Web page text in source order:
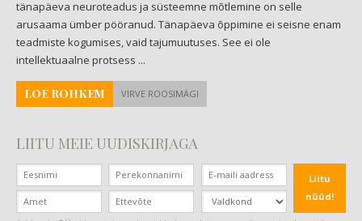
tänapäeva neuroteadus ja süsteemne mõtlemine on selle
arusaama ümber pööranud. Tänapäeva õppimine ei seisne enam
teadmiste kogumises, vaid tajumuutuses. See ei ole
intellektuaalne protsess ...
LOE ROHKEM VIRVE ROOSIMÄGI
LIITU MEIE UUDISKIRJAGA
Liitu
nüüd!